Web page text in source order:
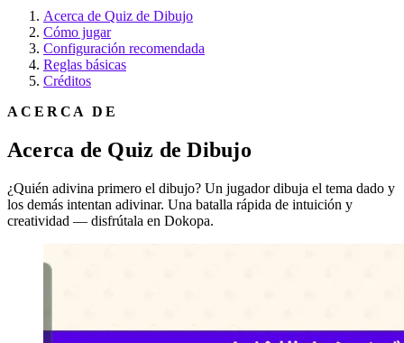
Acerca de Quiz de Dibujo
Cómo jugar
Configuración recomendada
Reglas básicas
Créditos
ACERCA DE
Acerca de Quiz de Dibujo
¿Quién adivina primero el dibujo? Un jugador dibuja el tema dado y
los demás intentan adivinar. Una batalla rápida de intuición y
creatividad — disfrútala en Dokopa.